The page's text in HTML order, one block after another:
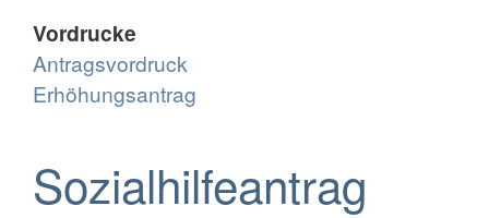
Vordrucke
Antragsvordruck
Erhöhungsantrag
Sozialhilfeantrag